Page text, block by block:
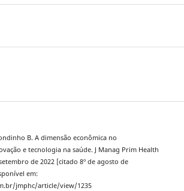
B. A dimensão econômica no
e tecnologia na saúde. J Manag Prim Health
de 2022 [citado 8º de agosto de
em:
jmphc/article/view/1235